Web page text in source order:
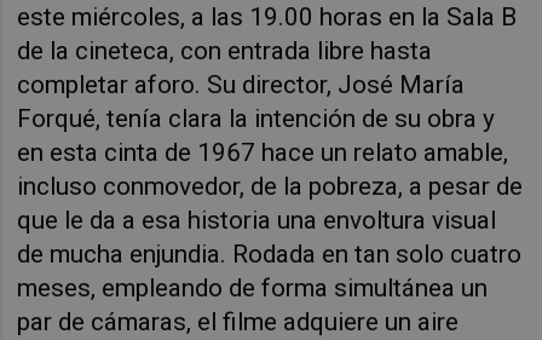
este miércoles, a las 19.00 horas en la Sala B
de la cineteca, con entrada libre hasta
completar aforo. Su director, José María
Forqué, tenía clara la intención de su obra y
en esta cinta de 1967 hace un relato amable,
incluso conmovedor, de la pobreza, a pesar de
que le da a esa historia una envoltura visual
de mucha enjundia. Rodada en tan solo cuatro
meses, empleando de forma simultánea un
par de cámaras, el filme adquiere un aire